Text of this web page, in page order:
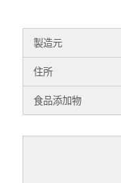
製造元
住所
食品添加物